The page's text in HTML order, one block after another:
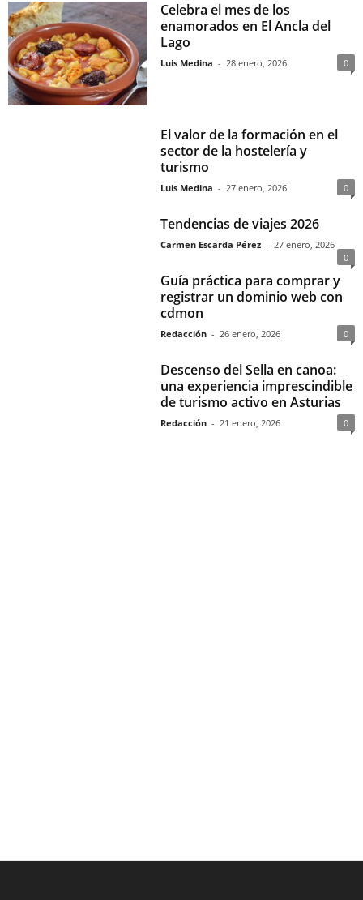
Celebra el mes de los
enamorados en El Ancla del
Lago
Luis Medina - 28 enero, 2026 0
El valor de la formación en el
sector de la hostelería y
turismo
Luis Medina - 27 enero, 2026 0
Tendencias de viajes 2026
Carmen Escarda Pérez - 27 enero, 2026
0
Guía práctica para comprar y
registrar un dominio web con
cdmon
Redacción - 26 enero, 2026 0
Descenso del Sella en canoa:
una experiencia imprescindible
de turismo activo en Asturias
Redacción - 21 enero, 2026 0